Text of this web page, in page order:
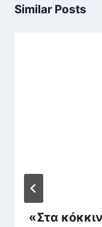
Similar Posts
«Στα